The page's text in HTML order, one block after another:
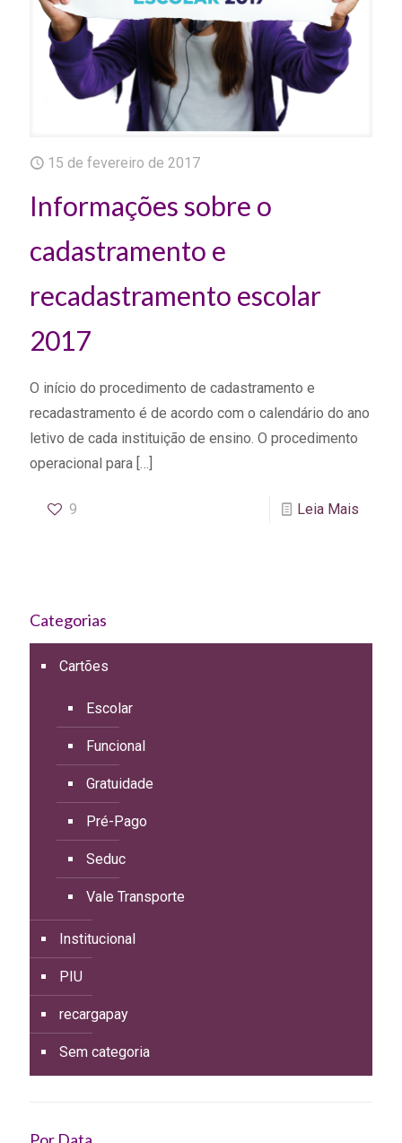
15 de fevereiro de 2017
Informações sobre o
cadastramento e
recadastramento escolar
2017
O início do procedimento de cadastramento e
recadastramento é de acordo com o calendário do ano
letivo de cada instituição de ensino. O procedimento
operacional para […]
9 Leia Mais
Categorias
Cartões
Escolar
Funcional
Gratuidade
Pré-Pago
Seduc
Vale Transporte
Institucional
PIU
recargapay
Sem categoria